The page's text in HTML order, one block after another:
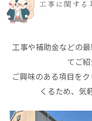
工事に関する
工事や補助金などの
てご紹
ご興味のある項目を
くるため、気